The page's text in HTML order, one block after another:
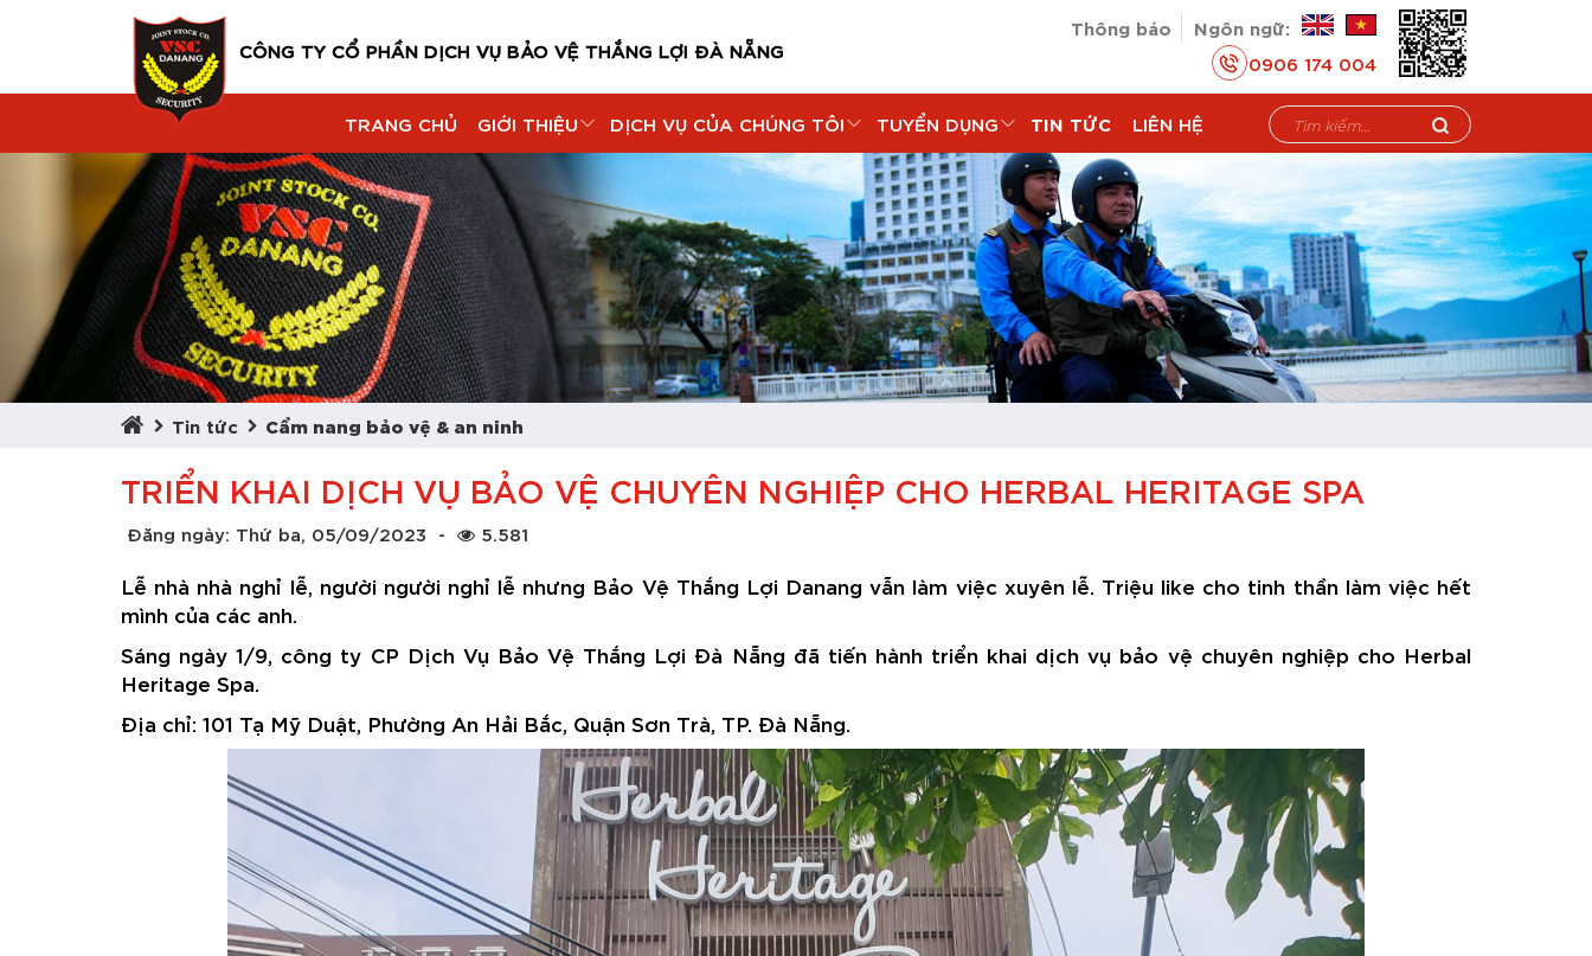
CÔNG TY CỔ PHẦN DỊCH VỤ BẢO VỆ THẮNG LỢI ĐÀ NẴNG
Thông báo Ngôn ngữ:
0906 174 004
TRANG CHỦ GIỚI THIỆU DỊCH VỤ CỦA CHÚNG TÔI TUYỂN DỤNG TIN TỨC LIÊN HỆ
Tin tức Cẩm nang bảo vệ & an ninh
TRIỂN KHAI DỊCH VỤ BẢO VỆ CHUYÊN NGHIỆP CHO HERBAL HERITAGE SPA
Đăng ngày: Thứ ba, 05/09/2023 - 5.581
Lễ nhà nhà nghỉ lễ, người người nghỉ lễ nhưng Bảo Vệ Thắng Lợi Danang vẫn làm việc xuyên lễ. Triệu like cho tinh thần làm việc hết
mình của các anh.
Sáng ngày 1/9, công ty CP Dịch Vụ Bảo Vệ Thắng Lợi Đà Nẵng đã tiến hành triển khai dịch vụ bảo vệ chuyên nghiệp cho Herbal
Heritage Spa.
Địa chỉ: 101 Tạ Mỹ Duật, Phường An Hải Bắc, Quận Sơn Trà, TP. Đà Nẵng.